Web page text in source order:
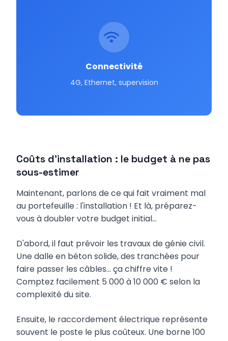
Connectivité
4G, Ethernet, supervision
Coûts d'installation : le budget à ne pas
sous-estimer
Maintenant, parlons de ce qui fait vraiment mal
au portefeuille : l'installation ! Et là, préparez-
vous à doubler votre budget initial...
D'abord, il faut prévoir les travaux de génie civil.
Une dalle en béton solide, des tranchées pour
faire passer les câbles... ça chiffre vite !
Comptez facilement 5 000 à 10 000 € selon la
complexité du site.
Ensuite, le raccordement électrique représente
souvent le poste le plus coûteux. Une borne 100